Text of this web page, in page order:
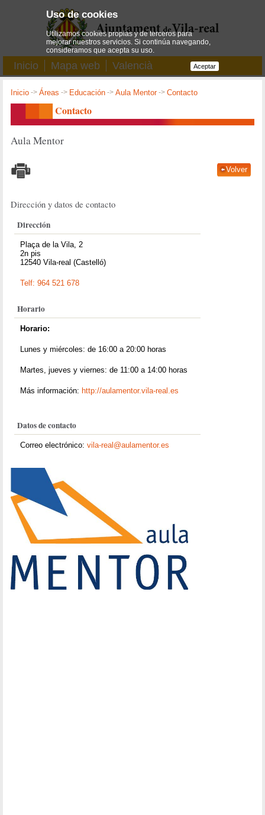
Inicio Mapa web Valencià
Inicio ->Áreas -> Educación ->Aula Mentor->Contacto
Contacto
Aula Mentor
Volver
Dirección y datos de contacto
Dirección
Plaça de la Vila, 2
2n pis
12540 Vila-real (Castelló)
Telf: 964 521 678
Horario
Horario:
Lunes y miércoles: de 16:00 a 20:00 horas
Martes, jueves y viernes: de 11:00 a 14:00 horas
Más información: http://aulamentor.vila-real.es
Datos de contacto
Correo electrónico:vila-real@aulamentor.es
Uso de cookies
Utilizamos cookies propias y de terceros para
mejorar nuestros servicios. Si continúa navegando,
consideramos que acepta su uso.
Aceptar